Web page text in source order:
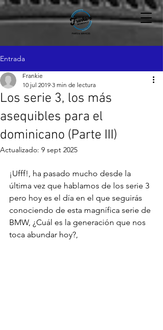
Entrada
Los serie 3, los más
asequibles para el
dominicano (Parte III)
Frankie
10 jul 2019 3 min de lectura
Actualizado: 9 sept 2025
¡Ufff!, ha pasado mucho desde la
última vez que hablamos de los serie 3
pero hoy es el día en el que seguirás
conociendo de esta magnífica serie de
BMW, ¿Cuál es la generación que nos
toca abundar hoy?,